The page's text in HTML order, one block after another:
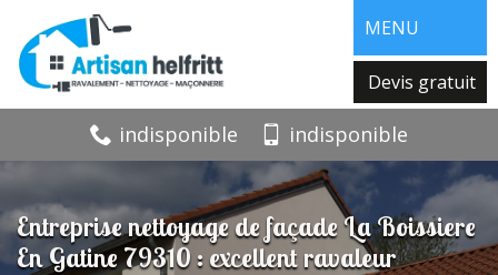
MENU
Devis gratuit
indisponible indisponible
Entreprise nettoyage de façade La Boissiere
En Gatine 79310 : excellent ravaleur